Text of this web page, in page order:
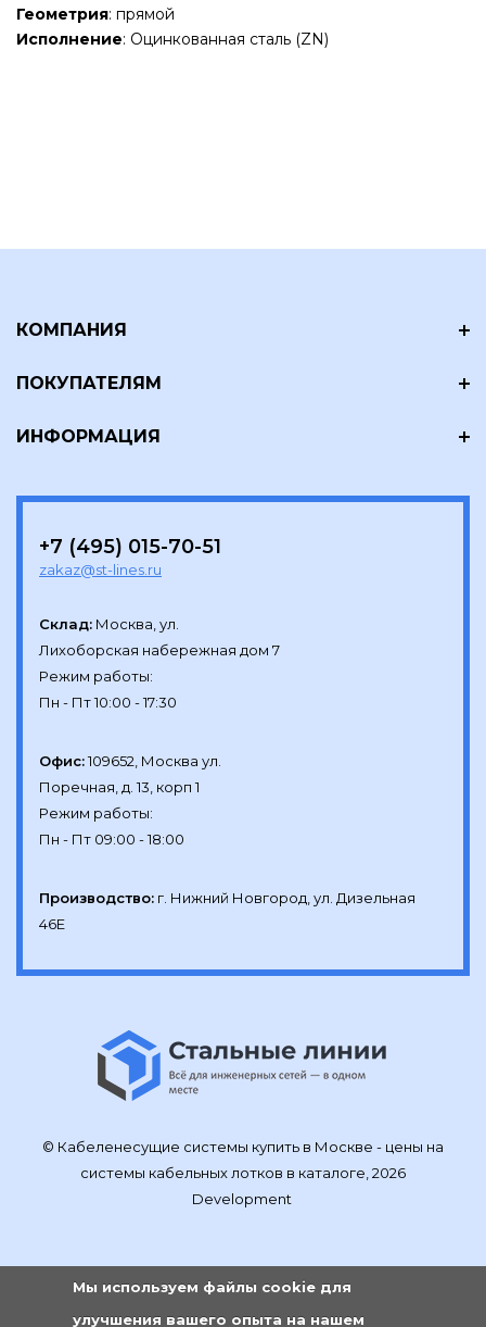
Геометрия: прямой
Исполнение: Оцинкованная сталь (ZN)
КОМПАНИЯ
ПОКУПАТЕЛЯМ
ИНФОРМАЦИЯ
+7 (495) 015-70-51
zakaz@st-lines.ru
Склад: Москва, ул.
Лихоборская набережная дом 7
Режим работы:
Офис:109652, Москва ул.
Поречная, д. 13, корп 1
Режим работы:
Производство: г. Нижний Новгород, ул. Дизельная
46Е
© Кабеленесущие системы купить в Москве - цены на
системы кабельных лотков в каталоге, 2026
Development
Мы используем файлы cookie для
улучшения вашего опыта на нашем